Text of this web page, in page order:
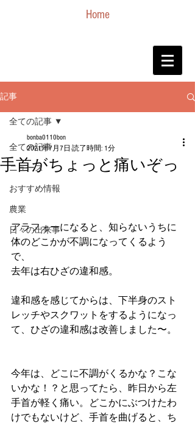
Home
記事
全ての記事
ニュース
おすすめ情報
農業
日々の出来事
全ての記事
手首がちょっと痛いぞっ
bonba0110bon
2021年7月7日 読了時間: 1分
アラフォーになると、知らないうちに
体のどこかが不調になってくるよう
で、
去年は右ひざの違和感。
違和感を感じてからは、下半身のスト
レッチやスクワットをするようになっ
て、ひざの違和感は改善しました〜。
今年は、どこに不調がくるかな？こな
いかな！？と思ってたら、昨日から左
手首が軽く痛い。どこかにぶつけたわ
けでもないけど、手首を曲げると、ち